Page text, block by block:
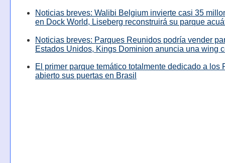
Noticias breves: Walibi Belgium invierte casi 35
en Dock World, Liseberg reconstruirá su parque
Noticias breves: Parques Reunidos podría vender
Estados Unidos, Kings Dominion anuncia una wing
El primer parque temático totalmente dedicado a los
abierto sus puertas en Brasil